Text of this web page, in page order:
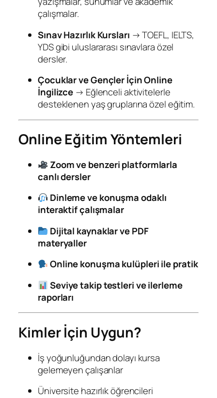
çalışmalar.
Sınav Hazırlık Kursları → TOEFL, IELTS,
YDS gibi uluslararası sınavlara özel
dersler.
Çocuklar ve Gençler İçin Online
İngilizce → Eğlenceli aktivitelerle
desteklenen yaş gruplarına özel eğitim.
Online Eğitim Yöntemleri
Zoom ve benzeri platformlarla
canlı dersler
Dinleme ve konuşma odaklı
interaktif çalışmalar
Dijital kaynaklar ve PDF
materyaller
Online konuşma kulüpleri ile pratik
Seviye takip testleri ve ilerleme
raporları
Kimler İçin Uygun?
İş yoğunluğundan dolayı kursa
gelemeyen çalışanlar
Üniversite hazırlık öğrencileri